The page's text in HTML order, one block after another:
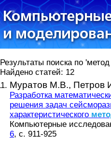
Результаты поиска по
Найдено статей: 12
Муратов М.В., Петров
Разработка
решения задач
характеристического
Компьютерные
6, с. 911-925